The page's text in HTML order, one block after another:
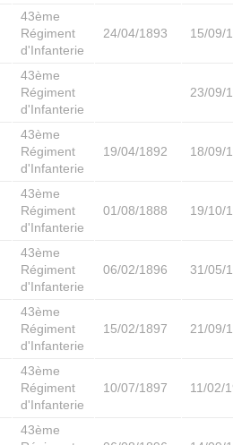
43ème
Régiment
d'Infanterie
24/04/1893 15/09/
43ème
Régiment
d'Infanterie
23/09/
43ème
Régiment
d'Infanterie
19/04/1892 18/09/
43ème
Régiment
d'Infanterie
01/08/1888 19/10/
43ème
Régiment
d'Infanterie
06/02/1896 31/05/
43ème
Régiment
d'Infanterie
15/02/1897 21/09/
43ème
Régiment
d'Infanterie
10/07/1897 11/02/
43ème